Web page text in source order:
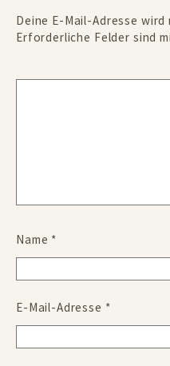
Deine E-Mail-Adresse
Erforderliche Felder sind
Name *
E-Mail-Adresse *